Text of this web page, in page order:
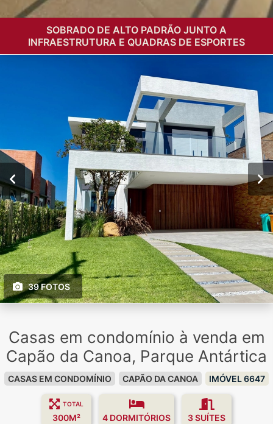
SOBRADO DE ALTO PADRÃO JUNTO A
INFRAESTRUTURA E QUADRAS DE ESPORTES
39 FOTOS
Casas em condomínio à venda em
Capão da Canoa, Parque Antártica
CASAS EM CONDOMÍNIO CAPÃO DA CANOA IMÓVEL 6647
TOTAL
300M² 4 DORMITÓRIOS 3 SUÍTES